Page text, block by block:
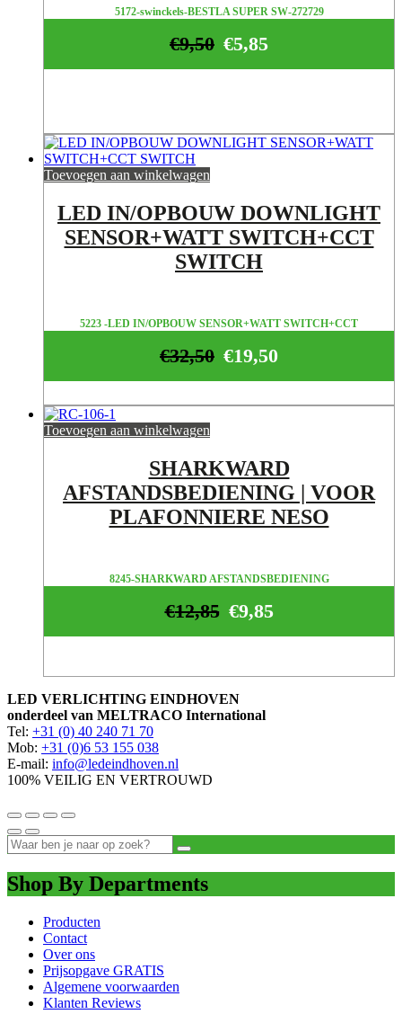
5172-swinckels-BESTLA SUPER SW-272729
€5,85
€9,50
Toevoegen aan winkelwagen
LED IN/OPBOUW DOWNLIGHT
SENSOR+WATT SWITCH+CCT
SWITCH
5223 -LED IN/OPBOUW SENSOR+WATT SWITCH+CCT
€19,50
€32,50
Toevoegen aan winkelwagen
SHARKWARD
AFSTANDSBEDIENING | VOOR
PLAFONNIERE NESO
8245-SHARKWARD AFSTANDSBEDIENING
€9,85
€12,85
LED VERLICHTING EINDHOVEN
onderdeel van MELTRACO International
Tel: +31 (0) 40 240 71 70
Mob: +31 (0)6 53 155 038
E-mail: info@ledeindhoven.nl
100% VEILIG EN VERTROUWD
Shop By Departments
Producten
Contact
Over ons
Prijsopgave GRATIS
Algemene voorwaarden
Klanten Reviews